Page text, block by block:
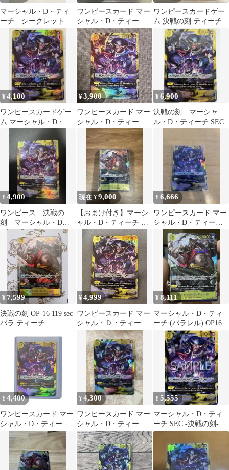
マーシャル・D・ティ
ーチ シークレット
OP16-119
ワンピースカード マー
シャル・D・ティーチ
SEC OP06-119
ワンピースカードゲー
ム 決戦の刻 ティーチ
SEC 黒ひげ シークレッ
¥4,100
ワンピースカードゲー
ム マーシャル・D・テ
¥3,900
ワンピースカード マー
シャル・D・ティーチ
OP16-019 SEC 決戦の刻
¥6,900
決戦の刻 マーシャ
ル・D・ティーチ SEC
¥4,900
ワンピース 決戦の
刻 マーシャル・D・
ティーチ Sec
現在 ¥9,000
【おまけ付き】マーシ
ャル・D・ティーチ 黒
ひげ (パラレル) OP16-
¥6,666
ワンピースカード マー
シャル・D・ティーチ
決戦の刻sec
¥ 7,599
決戦の刻 OP-16 119 sec
パラ ティーチ
¥4,999
ワンピースカード マー
シャル・Ｄ・ティーチ
SEC 「決戦の刻」
¥8,111
マーシャル・D・ティ
ーチ (パラレル) OP16-
¥ 4,400
ワンピースカード マー
シャル・D・ティーチ
SEC OP16-119 決戦の刻
¥4,300
ワンピースカード マー
シャル・D・ティー
チ SEC
¥5,555
マーシャル・D・ティ
ーチ SEC -決戦の刻-